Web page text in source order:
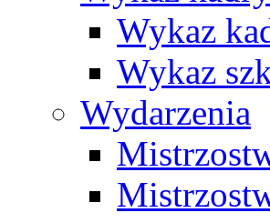
Wykaz
Wykaz
Wydarzenia